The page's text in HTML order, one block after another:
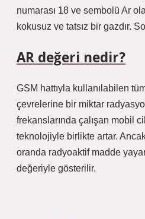
numarası 18 ve sembolü Ar
kokusuz ve tatsız bir gazdır.
AR değeri nedir?
GSM hattıyla kullanılabilen
çevrelerine bir miktar
frekanslarında çalışan mobil
teknolojiyle birlikte artar.
oranda radyoaktif madde
değeriyle gösterilir.